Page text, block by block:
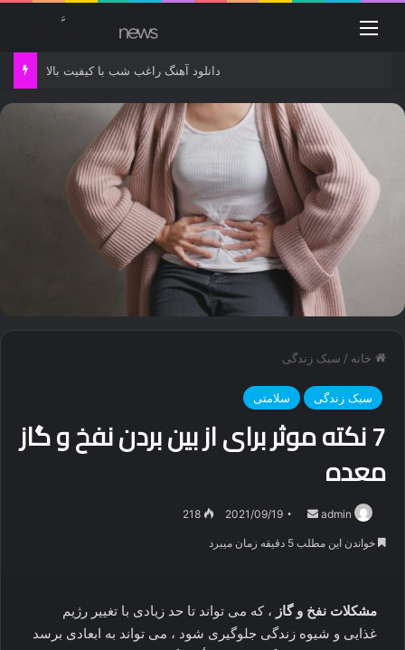
منو
دانلود آهنگ راغب شب با کیفیت بالا
خانه / سبک زندگی
سبک زندگی سلامتی
7 نکته موثر برای از بین بردن نفخ و گاز
معده
admin
ارسال2021/09/19
خواندن این مطلب 5 دقیقه زمان میبرد
مشکلات نفخ و گاز ، که می تواند تا حد زیادی با تغییر رژیم
غذایی و شیوه زندگی جلوگیری شود ، می تواند به ابعادی برسد